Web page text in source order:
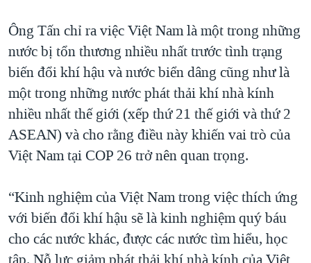
Ông Tấn chỉ ra việc Việt Nam là một trong những
nước bị tổn thương nhiều nhất trước tình trạng
biến đổi khí hậu và nước biển dâng cũng như là
một trong những nước phát thải khí nhà kính
nhiều nhất thế giới (xếp thứ 21 thế giới và thứ 2
ASEAN) và cho rằng điều này khiến vai trò của
Việt Nam tại COP 26 trở nên quan trọng.
“Kinh nghiệm của Việt Nam trong việc thích ứng
với biến đổi khí hậu sẽ là kinh nghiệm quý báu
cho các nước khác, được các nước tìm hiểu, học